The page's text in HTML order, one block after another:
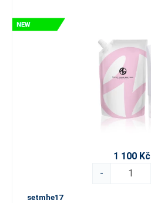
1 100 Kč
-
setmhe17